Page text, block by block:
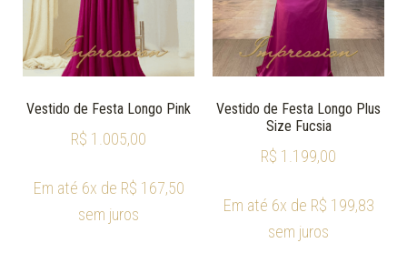
Vestido de Festa Longo Pink
R$ 1.005,00
Em até 6x de R$ 167,50
sem juros
Vestido de Festa Longo Plus
Size Fucsia
R$ 1.199,00
Em até 6x de R$ 199,83
sem juros